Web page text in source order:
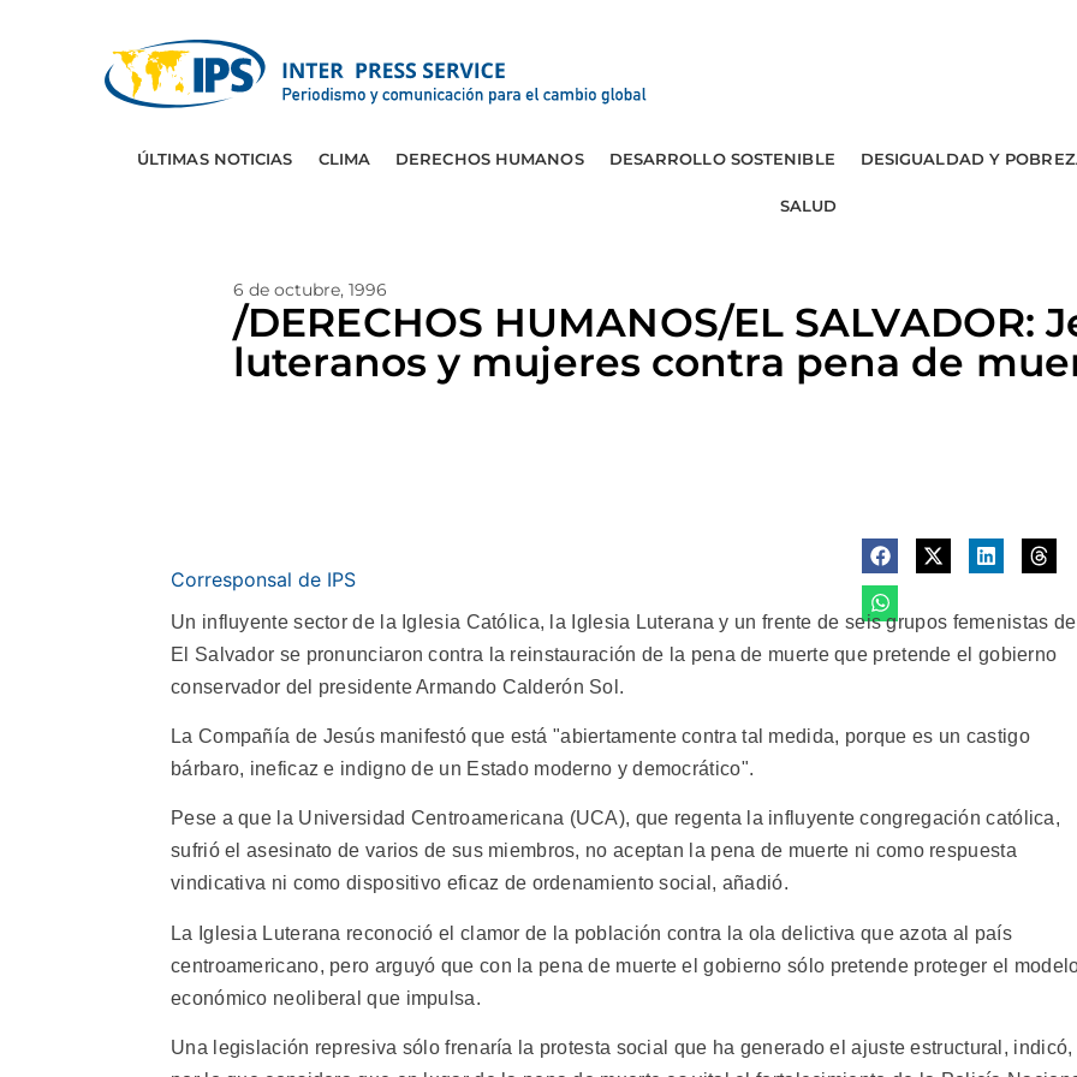
ÚLTIMAS NOTICIAS CLIMA DERECHOS HUMANOS DESARROLLO SOSTENIBLE DESIGUALDAD Y
SALUD
6 de octubre, 1996
/DERECHOS HUMANOS/EL SALVADOR:
luteranos y mujeres contra pena de
Corresponsal de IPS
Un influyente sector de la Iglesia Católica, la Iglesia Luterana y un frente de seis grupos femenistas de
El Salvador se pronunciaron contra la reinstauración de la pena de muerte que pretende el gobierno
conservador del presidente Armando Calderón Sol.
La Compañía de Jesús manifestó que está "abiertamente contra tal medida, porque es un castigo
bárbaro, ineficaz e indigno de un Estado moderno y democrático".
Pese a que la Universidad Centroamericana (UCA), que regenta la influyente congregación católica,
sufrió el asesinato de varios de sus miembros, no aceptan la pena de muerte ni como respuesta
vindicativa ni como dispositivo eficaz de ordenamiento social, añadió.
La Iglesia Luterana reconoció el clamor de la población contra la ola delictiva que azota al país
centroamericano, pero arguyó que con la pena de muerte el gobierno sólo pretende proteger el
económico neoliberal que impulsa.
Una legislación represiva sólo frenaría la protesta social que ha generado el ajuste estructural, indicó,